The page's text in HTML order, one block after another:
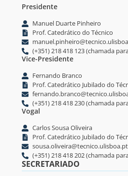
Presidente
Manuel Duarte Pinheiro
Prof. Catedrático do Técnico
(+351) 218 418 123 (chamada
Vice-Presidente
Fernando Branco
Prof. Catedrático Jubilado do
(+351) 218 418 230 (chamada
Vogal
Carlos Sousa Oliveira
Prof. Catedrático Jubilado do
sousa.oliveira@tecnico.ulisboa.pt
(+351) 218 418 202 (chamada
SECRETARIADO